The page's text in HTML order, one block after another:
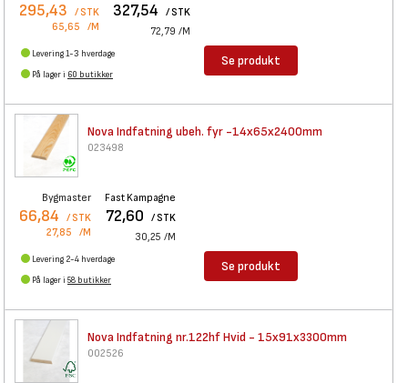
295,43 / STK
65,65 /M
327,54 / STK
72,79 /M
Levering 1-3 hverdage
På lager i 60 butikker
Se produkt
Nova Indfatning ubeh. fyr -14x65x2400mm
023498
Bygmaster
66,84 / STK
27,85 /M
Fast Kampagne
72,60 / STK
30,25 /M
Levering 2-4 hverdage
På lager i 58 butikker
Se produkt
Nova Indfatning nr.122hf Hvid - 15x91x3300mm
002526